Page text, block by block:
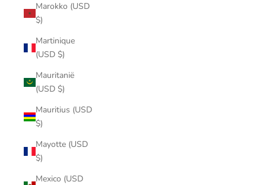
Marokko (USD
$)
Martinique
(USD $)
Mauritanië
(USD $)
Mauritius (USD
$)
Mayotte (USD
$)
Mexico (USD